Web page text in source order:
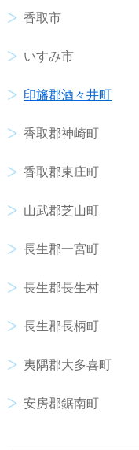
香取市
いすみ市
印旛郡酒々井町
香取郡神崎町
香取郡東庄町
山武郡芝山町
長生郡一宮町
長生郡長生村
長生郡長柄町
夷隅郡大多喜町
安房郡鋸南町